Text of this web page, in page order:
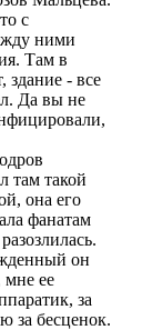
с
ними
Там в
здание - все
Да вы не
там такой
она его
фанатам
он
мне ее
за
за бесценок.